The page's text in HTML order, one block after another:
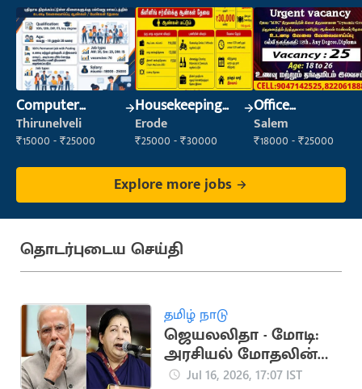
Computer
Operator
Thirunelveli
₹15000 - ₹25000
Housekeeping
Staff
(Housekeeping)
Erode
₹25000 - ₹30000
Office
Maintenance
Staff
Salem
₹18000 - ₹25000
Explore more jobs
தொடர்புடைய செய்தி
தமிழ் நாடு
ஜெயலலிதா - மோடி:
அரசியல் மோதலின்
முக்கிய தருணங்கள்
Jul 16, 2026, 17:07 IST